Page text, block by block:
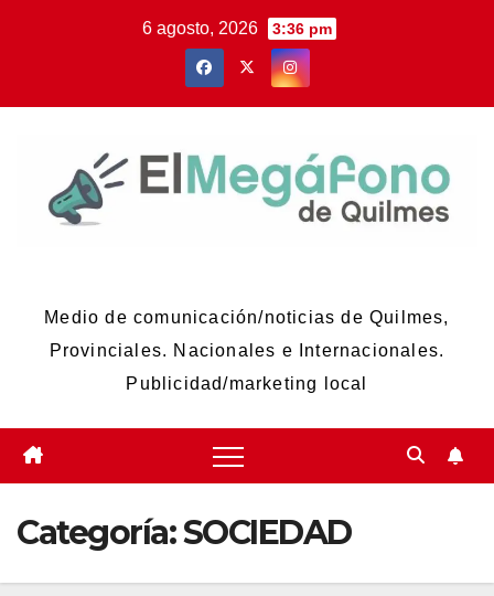
6 agosto, 2026 3:36 pm
Medio de comunicación/noticias de Quilmes,
Provinciales. Nacionales e Internacionales.
Publicidad/marketing local
Categoría:SOCIEDAD